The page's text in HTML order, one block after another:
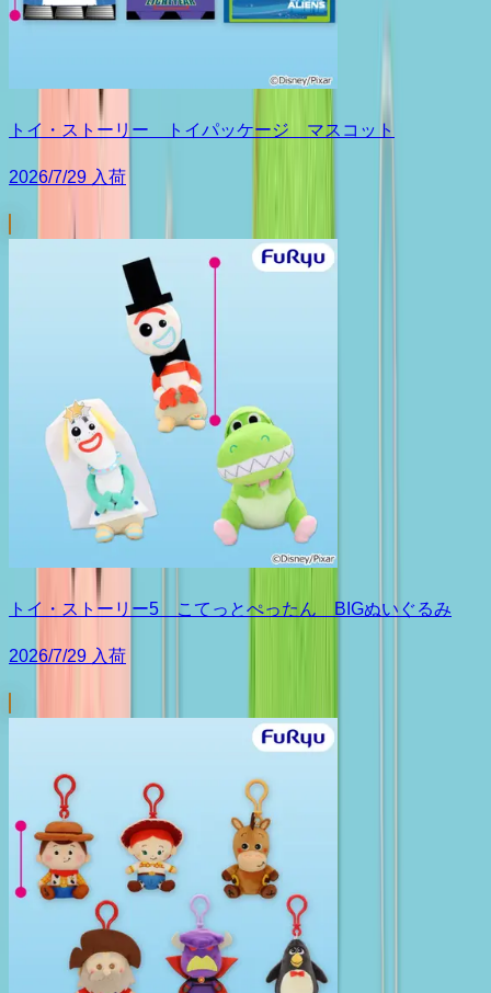
トイ・ストーリー トイパッケージ マスコット
2026/7/29 入荷
トイ・ストーリー5 こてっとぺったん BIGぬいぐるみ
2026/7/29 入荷